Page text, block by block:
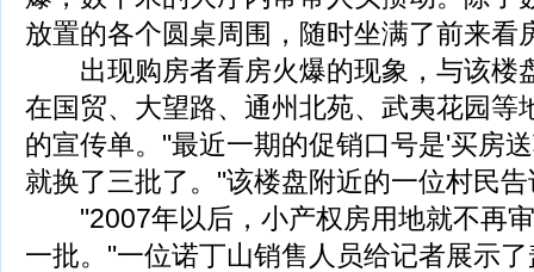
放置的各个圆桌周围，随时坐满了前来看
出现购房者看房火爆的现象，与该楼
在国贸、大望路、通州北苑、武夷花园等
的宣传单。"最近一期的促销口号是'买房
就换了三批了。"该楼盘附近的一位村民
"2007年以后，小产权房用地就不再审
一批。"一位诺丁山销售人员给记者展示